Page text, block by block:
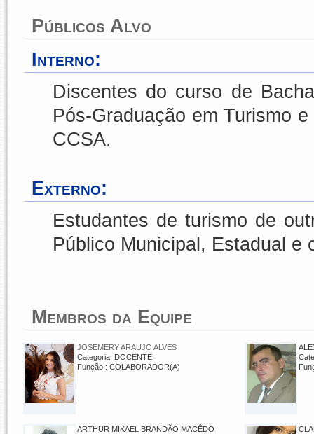
Públicos Alvo
Interno:
Discentes do curso de
Pós-Graduação em Turismo
CCSA.
Externo:
Estudantes de turismo de
Público Municipal, Estadual e
Membros da Equipe
JOSEMERY ARAUJO ALVES
Categoria: DOCENTE
Função : COLABORADOR(A)
ARTHUR MIKAEL BRANDÃO MACÊDO